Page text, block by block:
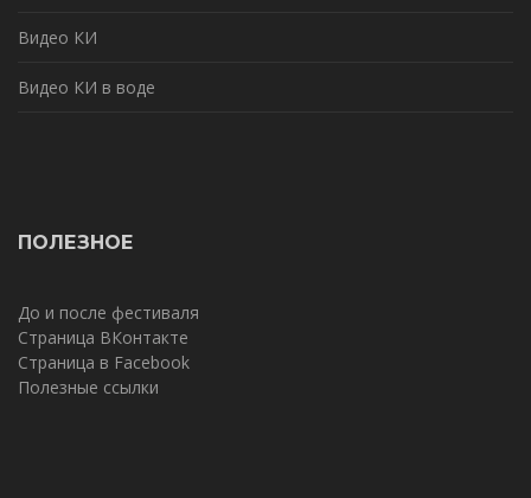
Видео КИ
Видео КИ в воде
ПОЛЕЗНОЕ
До и после фестиваля
Страница ВКонтакте
Страница в Facebook
Полезные ссылки